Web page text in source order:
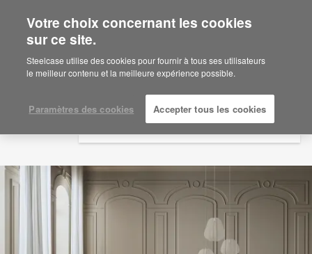
Are you in United States?
Would you like to see Products we sell in
your region?
English
Español
Votre choix concernant les cookies
sur ce site.
Steelcase utilise des cookies pour fournir à tous ses utilisateurs
le meilleur contenu et la meilleure expérience possible.
Paramètres des cookies Accepter tous les cookies